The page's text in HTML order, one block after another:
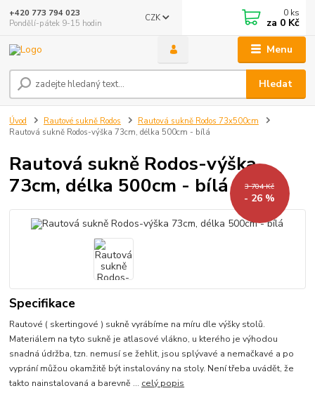
Menu
CZK
Hledat
+420 773 794 023
Pondělí-pátek 9-15 hodin
0 ks
za 0 Kč
Úvod Rautové sukně Rodos
Rautová sukně Rodos 73x500cm
Rautová sukně Rodos-výška 73cm, délka 500cm - bílá
Rautová sukně Rodos-výška
73cm, délka 500cm - bílá
3 704 Kč
- 26 %
Specifikace
Rautové ( skertingové ) sukně vyrábíme na míru dle výšky stolů.
Materiálem na tyto sukně je atlasové vlákno, u kterého je výhodou
snadná údržba, tzn. nemusí se žehlit, jsou splývavé a nemačkavé a po
vyprání můžou okamžitě být instalovány na stoly. Není třeba uvádět, že
takto nainstalovaná a barevně ... celý popis